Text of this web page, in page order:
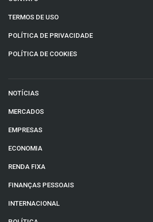
TERMOS DE USO
POLÍTICA DE PRIVACIDADE
POLÍTICA DE COOKIES
NOTÍCIAS
MERCADOS
EMPRESAS
ECONOMIA
RENDA FIXA
FINANÇAS PESSOAIS
INTERNACIONAL